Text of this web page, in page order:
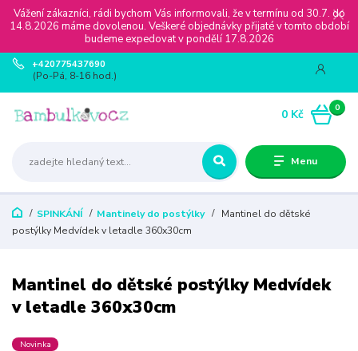
Vážení zákazníci, rádi bychom Vás informovali, že v termínu od 30.7. do
14.8.2026 máme dovolenou. Veškeré objednávky přijaté v tomto období
budeme expedovat v pondělí 17.8.2026
Menu
+420775437690
(Po-Pá, 8-16 hod.)
0
0 Kč
SPINKÁNÍ Mantinely do postýlky
Mantinel do dětské
postýlky Medvídek v letadle 360x30cm
Mantinel do dětské postýlky Medvídek
v letadle 360x30cm
Novinka